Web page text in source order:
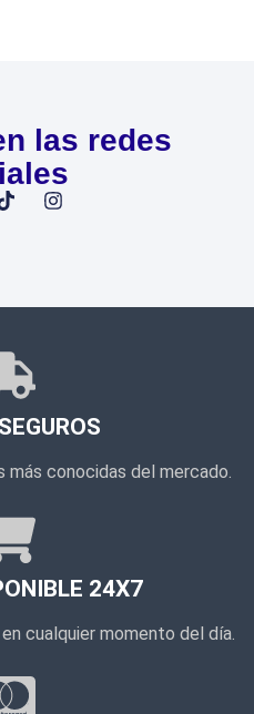
las redes
más conocidas del mercado.
24X7
cualquier momento del día.